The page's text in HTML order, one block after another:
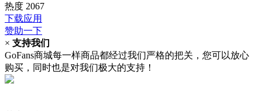
热度 2067
下载应用
赞助一下
× 支持我们
GoFans商城每一样商品都经过我们严格的把关，您可以放心
购买，同时也是对我们极大的支持！